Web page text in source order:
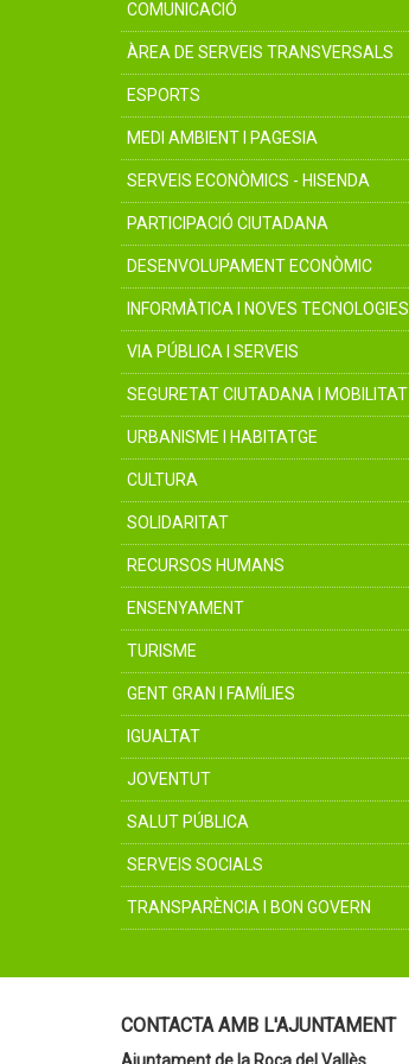
COMUNICACIÓ
ÀREA DE SERVEIS TRANSVERSALS
ESPORTS
MEDI AMBIENT I PAGESIA
SERVEIS ECONÒMICS - HISENDA
PARTICIPACIÓ CIUTADANA
DESENVOLUPAMENT ECONÒMIC
INFORMÀTICA I NOVES TECNOLOGIES
VIA PÚBLICA I SERVEIS
SEGURETAT CIUTADANA I MOBILITAT
URBANISME I HABITATGE
CULTURA
SOLIDARITAT
RECURSOS HUMANS
ENSENYAMENT
TURISME
GENT GRAN I FAMÍLIES
IGUALTAT
JOVENTUT
SALUT PÚBLICA
SERVEIS SOCIALS
TRANSPARÈNCIA I BON GOVERN
CONTACTA AMB L'AJUNTAMENT